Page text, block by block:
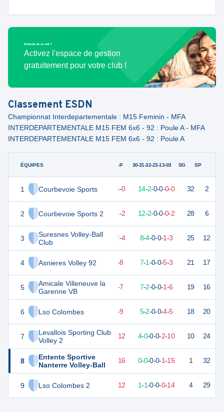
Bénévole de ce club ?
Activez l'espace de gestion
gratuitement pour votre club !
Classement ESDN
Championnat Interdepartementale : M15 Feminin - MFA
INTERDEPARTEMENTALE M15 FEM 6x6 - 92 : Poule A - MFA
INTERDEPARTEMENTALE M15 FEM 6x6 - 92 : Poule A
ÉQUIPES
1 Courbevoie Sports
2 Courbevoie Sports 2
3
Suresnes Volley-Ball
Club
4 Asnieres Volley 92
5
Amicale Villeneuve la
Garenne VB
6 Lso Colombes
7
Levallois Sporting Club
Volley 2
8
Entente Sportive
Nanterre Volley-Ball
9 Lso Colombes 2
G-P 30-31-32-23-13-03 SG SP
46 16 16-0 14-2-0-0-0-0 32 2
40 16 14-2 12-2-0-0-0-2 28 6
33 16 12-4 8-4-0-0-1-3 25 12
28 16 -8 7-1-0-0-5-3 21 17
26 16 -7 7-2-0-0-1-6 19 16
23 -9 5-2-0-0-4-5 18 20
14 16 12 4-0-0-0-2-10 10 24
1 16 16 0-0-0-0-1-15 1 32
-1 12 1-1-0-0-0-14 4 29